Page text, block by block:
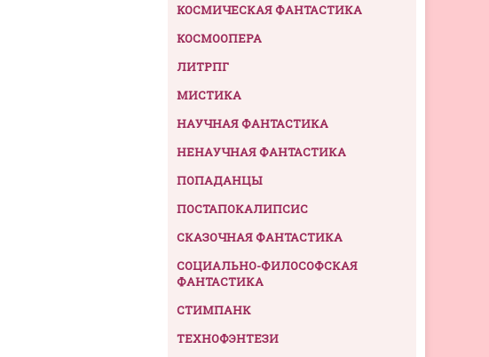
КОСМИЧЕСКАЯ ФАНТАСТИКА
КОСМООПЕРА
ЛИТРПГ
МИСТИКА
НАУЧНАЯ ФАНТАСТИКА
НЕНАУЧНАЯ ФАНТАСТИКА
ПОПАДАНЦЫ
ПОСТАПОКАЛИПСИС
СКАЗОЧНАЯ ФАНТАСТИКА
СОЦИАЛЬНО-ФИЛОСОФСКАЯ
ФАНТАСТИКА
СТИМПАНК
ТЕХНОФЭНТЕЗИ